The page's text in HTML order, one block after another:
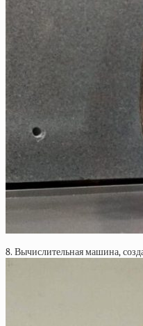
8. Вычислительная машина,